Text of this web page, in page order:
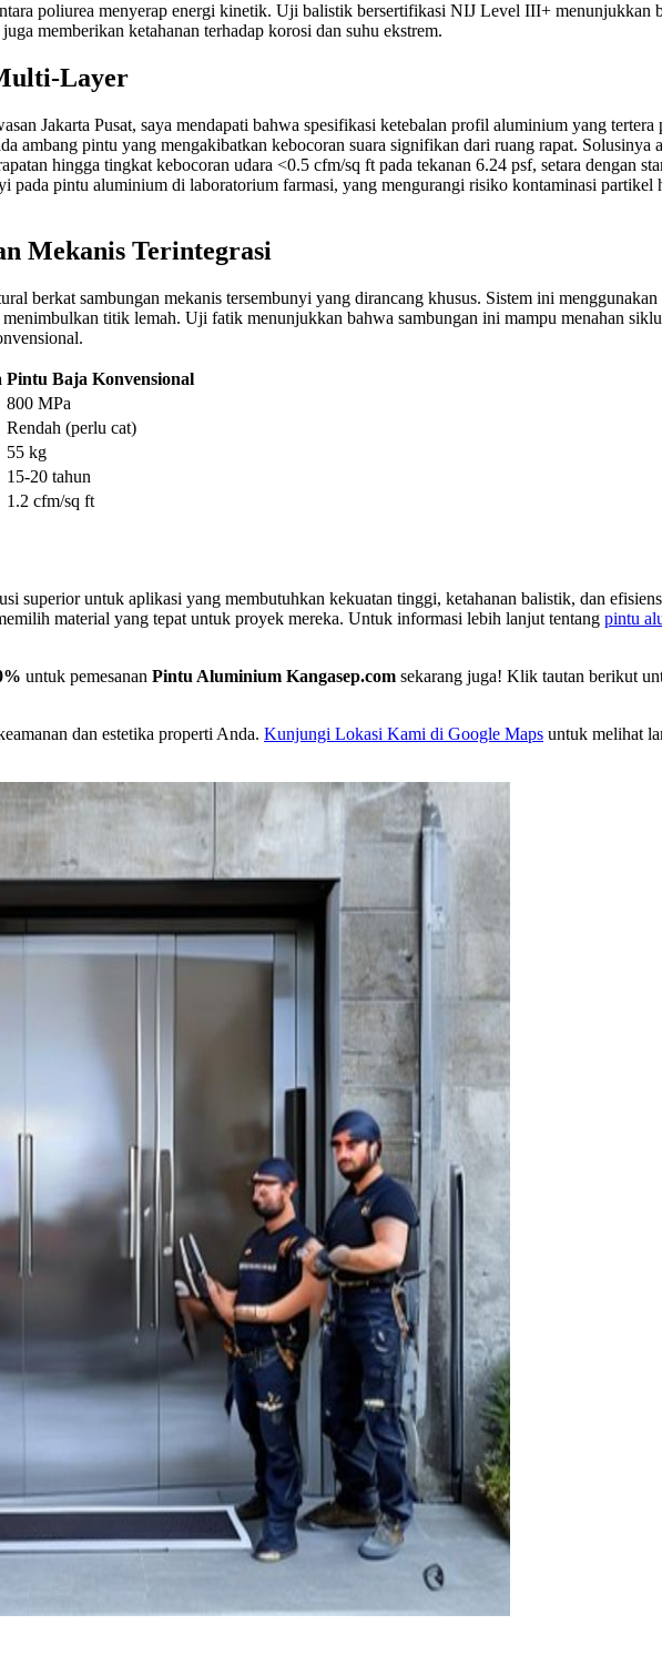
poliurea menyerap energi kinetik. Uji balistik bersertifikasi NIJ Level III+
memberikan ketahanan terhadap korosi dan suhu ekstrem.
Layer
Jakarta Pusat, saya mendapati bahwa spesifikasi ketebalan profil aluminium yang
ambang pintu yang mengakibatkan kebocoran suara signifikan dari ruang rapat. Solusinya
hingga tingkat kebocoran udara <0.5 cfm/sq ft pada tekanan 6.24 psf, setara dengan
pada pintu aluminium di laboratorium farmasi, yang mengurangi risiko kontaminasi partikel
Mekanis Terintegrasi
berkat sambungan mekanis tersembunyi yang dirancang khusus. Sistem ini
titik lemah. Uji fatik menunjukkan bahwa sambungan ini mampu menahan
Pintu Baja Konvensional
800 MPa
Rendah (perlu cat)
55 kg
15-20 tahun
1.2 cfm/sq ft
superior untuk aplikasi yang membutuhkan kekuatan tinggi, ketahanan balistik, dan
material yang tepat untuk proyek mereka. Untuk informasi lebih lanjut tentang pintu
untuk pemesanan Pintu Aluminium Kangasep.com sekarang juga! Klik tautan berikut
dan estetika properti Anda. Kunjungi Lokasi Kami di Google Maps untuk melihat